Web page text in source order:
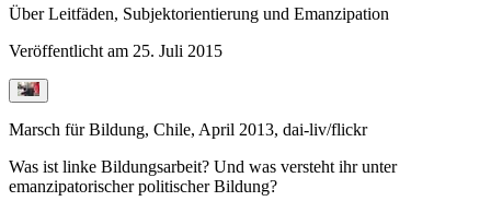
Über Leitfäden, Subjektorientierung und Emanzipation
Veröffentlicht am 25. Juli 2015
Marsch für Bildung, Chile, April 2013, dai-liv/flickr
Was ist linke Bildungsarbeit? Und was versteht ihr unter
emanzipatorischer politischer Bildung?